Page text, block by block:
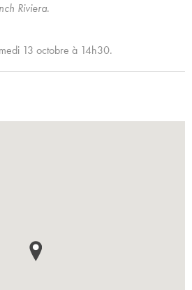
Riviera.
13 octobre à 14h30.